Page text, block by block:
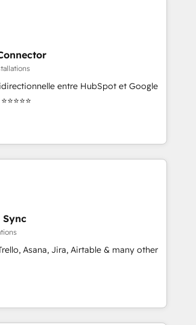
entre HubSpot et Google
Sync
Asana, Jira, Airtable & many other